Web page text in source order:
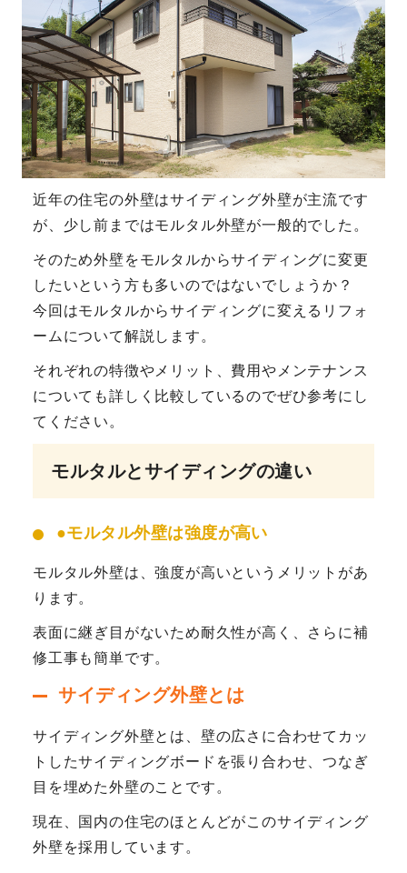
近年の住宅の外壁はサイディング外壁が主流です
が、少し前まではモルタル外壁が一般的でした。
そのため外壁をモルタルからサイディングに変更
したいという方も多いのではないでしょうか？
今回はモルタルからサイディングに変えるリフォ
ームについて解説します。
それぞれの特徴やメリット、費用やメンテナンス
についても詳しく比較しているのでぜひ参考にし
てください。
モルタルとサイディングの違い
●モルタル外壁は強度が高い
モルタル外壁は、強度が高いというメリットがあ
ります。
表面に継ぎ目がないため耐久性が高く、さらに補
修工事も簡単です。
サイディング外壁とは
サイディング外壁とは、壁の広さに合わせてカッ
トしたサイディングボードを張り合わせ、つなぎ
目を埋めた外壁のことです。
現在、国内の住宅のほとんどがこのサイディング
外壁を採用しています。